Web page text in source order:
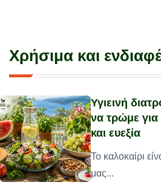
Χρήσιμα και
Υγιεινή
να τρώμε για
και ευεξία
Το καλοκαίρι
μας...